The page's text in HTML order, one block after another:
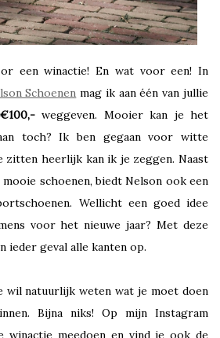
een winactie! En wat voor een! In
Schoenen mag ik aan één van jullie
weggeven. Mooier kan je het
toch? Ik ben gegaan voor witte
zitten heerlijk kan ik je zeggen. Naast
schoenen, biedt Nelson ook een
Wellicht een goed idee
voor het nieuwe jaar? Met deze
ieder geval alle kanten op.
wil natuurlijk weten wat je moet doen
Bijna niks! Op mijn Instagram
winactie meedoen en vind je ook de